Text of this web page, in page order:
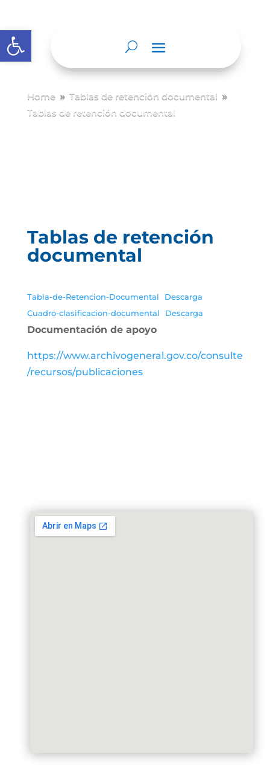
Abrir barra de herramientas
Home 9 Tablas de retención documental 9
Tablas de retención documental
Tablas de retención
documental
Tabla-de-Retencion-Documental
Descarga
Cuadro-clasificacion-documental
Descarga
Documentación de apoyo
https://www.archivogeneral.gov.co/consulte
/recursos/publicaciones